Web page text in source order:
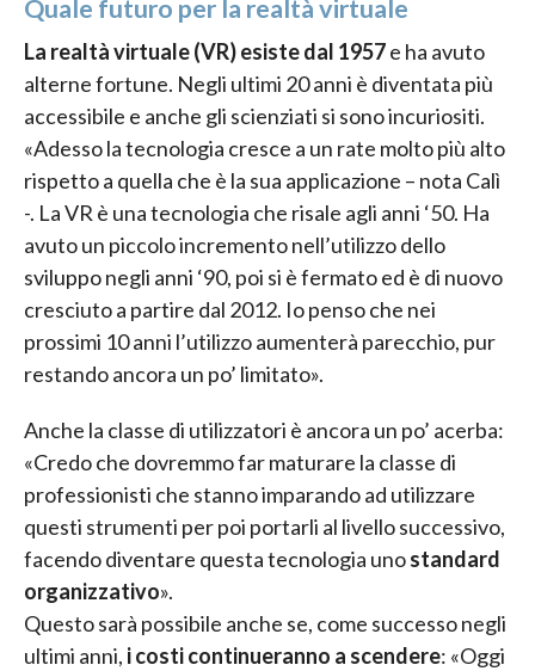
Quale futuro per la realtà virtuale
La realtà virtuale (VR) esiste dal 1957e ha avuto
alterne fortune. Negli ultimi 20 anni è diventata più
accessibile e anche gli scienziati si sono incuriositi.
«Adesso la tecnologia cresce a un rate molto più alto
rispetto a quella che è la sua applicazione – nota Calì
-. La VR è una tecnologia che risale agli anni ‘50. Ha
avuto un piccolo incremento nell’utilizzo dello
sviluppo negli anni ‘90, poi si è fermato ed è di nuovo
cresciuto a partire dal 2012. Io penso che nei
prossimi 10 anni l’utilizzo aumenterà parecchio, pur
restando ancora un po’ limitato».
Anche la classe di utilizzatori è ancora un po’ acerba:
«Credo che dovremmo far maturare la classe di
professionisti che stanno imparando ad utilizzare
questi strumenti per poi portarli al livello successivo,
facendo diventare questa tecnologia unostandard
organizzativo».
Questo sarà possibile anche se, come successo negli
ultimi anni, i costi continueranno a scendere: «Oggi